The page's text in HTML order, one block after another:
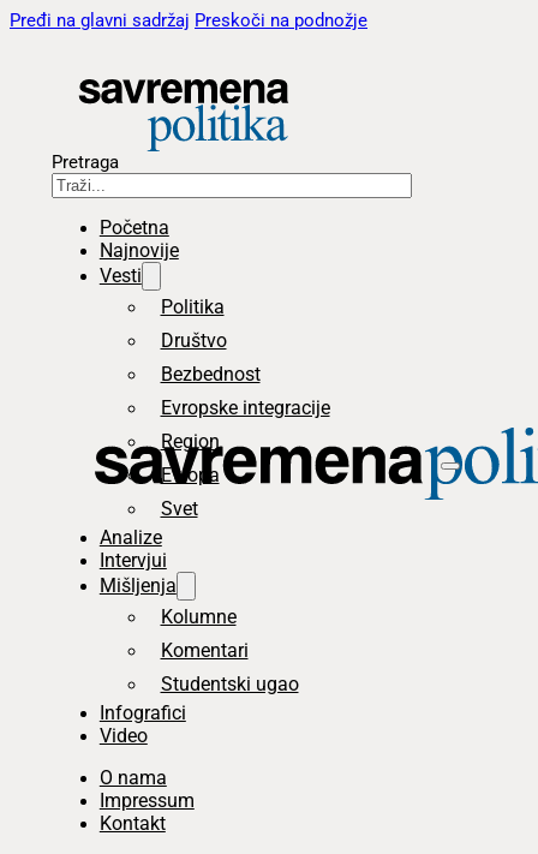
Pređi na glavni sadržaj Preskoči na podnožje
Pretraga
Početna
Najnovije
Vesti
Politika
Društvo
Bezbednost
Evropske integracije
Region
Evropa
Svet
Analize
Intervjui
Mišljenja
Kolumne
Komentari
Studentski ugao
Infografici
Video
O nama
Impressum
Kontakt